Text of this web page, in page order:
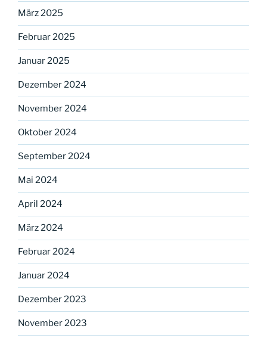
März 2025
Februar 2025
Januar 2025
Dezember 2024
November 2024
Oktober 2024
September 2024
Mai 2024
April 2024
März 2024
Februar 2024
Januar 2024
Dezember 2023
November 2023